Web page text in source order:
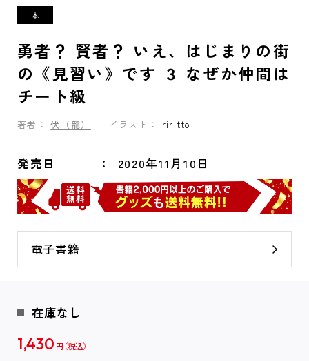
勇者？ 賢者？ いえ、はじまりの街
の《見習い》です ３ なぜか仲間は
チート級
著者： 伏（龍） イラスト： riritto
発売日 2020年11月10日
電子書籍
在庫なし
1,430 円